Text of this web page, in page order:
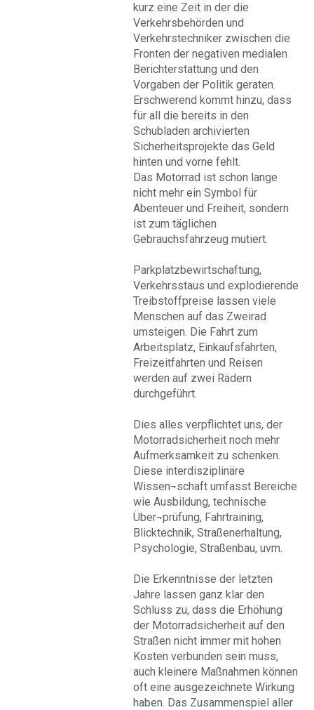
kurz eine Zeit in der die
Verkehrsbehörden und
Verkehrstechniker zwischen die
Fronten der negativen medialen
Berichterstattung und den
Vorgaben der Politik geraten.
Erschwerend kommt hinzu, dass
für all die bereits in den
Schubladen archivierten
Sicherheitsprojekte das Geld
hinten und vorne fehlt.
Das Motorrad ist schon lange
nicht mehr ein Symbol für
Abenteuer und Freiheit, sondern
ist zum täglichen
Gebrauchsfahrzeug mutiert.
Parkplatzbewirtschaftung,
Verkehrsstaus und explodierende
Treibstoffpreise lassen viele
Menschen auf das Zweirad
umsteigen. Die Fahrt zum
Arbeitsplatz, Einkaufsfahrten,
Freizeitfahrten und Reisen
werden auf zwei Rädern
durchgeführt.
Dies alles verpflichtet uns, der
Motorradsicherheit noch mehr
Aufmerksamkeit zu schenken.
Diese interdisziplinäre
Wissen¬schaft umfasst Bereiche
wie Ausbildung, technische
Über¬prüfung, Fahrtraining,
Blicktechnik, Straßenerhaltung,
Psychologie, Straßenbau, uvm.
Die Erkenntnisse der letzten
Jahre lassen ganz klar den
Schluss zu, dass die Erhöhung
der Motorradsicherheit auf den
Straßen nicht immer mit hohen
Kosten verbunden sein muss,
auch kleinere Maßnahmen können
oft eine ausgezeichnete Wirkung
haben. Das Zusammenspiel aller